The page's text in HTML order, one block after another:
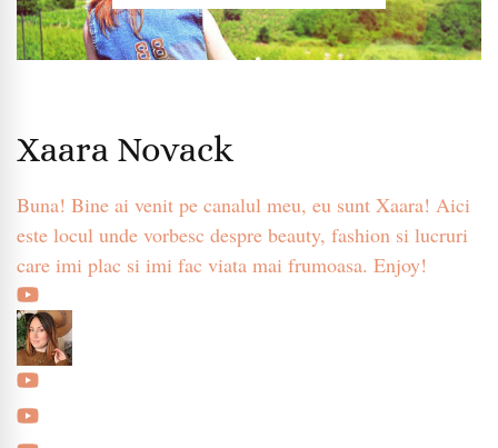
Xaara Novack
Buna! Bine ai venit pe canalul meu, eu sunt Xaara! Aici
este locul unde vorbesc despre beauty, fashion si lucruri
care imi plac si imi fac viata mai frumoasa. Enjoy!